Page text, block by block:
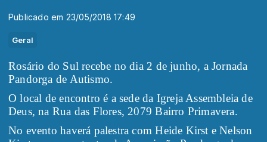
Publicado em 23/05/2018 17:49
Geral
Rosário do Sul recebe no dia 2 de junho, a Jornada
Pandorga de Autismo.
O local de encontro é a sede da Igreja Assembleia de
Deus, na Rua das Flores, 2079 Bairro Primavera.
No evento haverá palestra com Heide Kirst e Nelson